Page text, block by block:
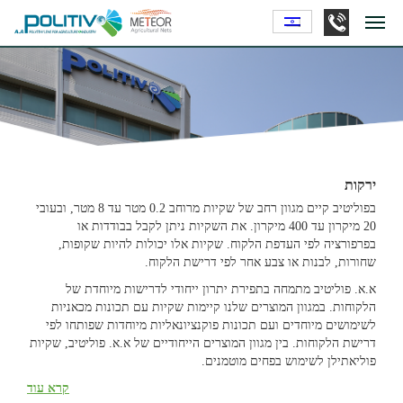
ירקות
בפוליטיב קיים מגוון רחב של שקיות מרוחב 0.2 מטר עד 8 מטר, ובעובי
20 מיקרון עד 400 מיקרון. את השקיות ניתן לקבל בבודדות או
בפרפורציה לפי העדפת הלקוח. שקיות אלו יכולות להיות שקופות,
שחורות, לבנות או צבע אחר לפי דרישת הלקוח.
א.א. פוליטיב מתמחה בתפירת יתרון ייחודי לדרישות מיוחדת של
הלקוחות. במגוון המוצרים שלנו קיימות שקיות עם תכונות מכאניות
לשימושים מיוחדים ועם תכונות פוקנציונאליות מיוחדות שפותחו לפי
דרישת הלקוחות. בין מגוון המוצרים הייחודיים של א.א. פוליטיב, שקיות
פוליאתילן לשימוש בפחים מוטמנים.
קרא עוד